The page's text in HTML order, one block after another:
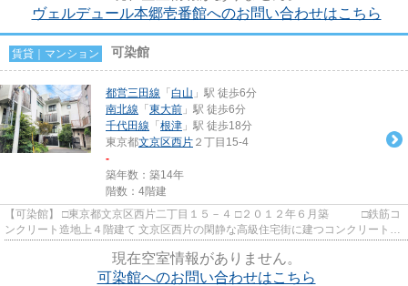
ヴェルデュール本郷壱番館へのお問い合わせはこちら
賃貸｜マンション 可染館
都営三田線 「 白山 」駅 徒歩6分
南北線 「 東大前 」駅 徒歩6分
千代田線 「 根津 」駅 徒歩18分
東京都文京区西片 ２丁目15-4
-
築年数：築14年
階数：4階建
【可染館】 □東京都文京区西片二丁目１５－４ □２０１２年６月築 □鉄筋コ
ンクリート造地上４階建て 文京区西片の閑静な高級住宅街に建つコンクリートと
現在空室情報がありません。
可染館へのお問い合わせはこちら